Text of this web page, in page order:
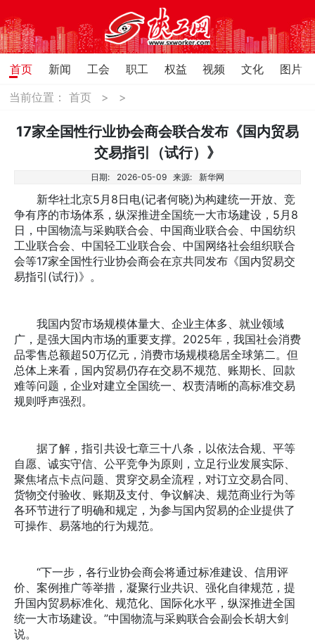
首页 新闻 工会 职工 权益 视频 文化
图片
当前位置：首页 > >
17家全国性行业协会商会联合发布《国内贸易
交易指引（试行）》
日期: 2026-05-09 来源: 新华网
新华社北京5月8日电(记者何晓)为构建统一开放、竞
争有序的市场体系，纵深推进全国统一大市场建设，5月8
日，中国物流与采购联合会、中国商业联合会、中国纺织
工业联合会、中国轻工业联合会、中国网络社会组织联合
会等17家全国性行业协会商会在京共同发布《国内贸易交
易指引(试行)》。
我国内贸市场规模体量大、企业主体多、就业领域
广，是强大国内市场的重要支撑。2025年，我国社会消费
品零售总额超50万亿元，消费市场规模稳居全球第二。但
总体上来看，国内贸易仍存在交易不规范、账期长、回款
难等问题，企业对建立全国统一、权责清晰的高标准交易
规则呼声强烈。
据了解，指引共设七章三十八条，以依法合规、平等
自愿、诚实守信、公平竞争为原则，立足行业发展实际、
聚焦堵点卡点问题、贯穿交易全流程，对订立交易合同、
货物交付验收、账期及支付、争议解决、规范商业行为等
各环节进行了明确和规定，为参与国内贸易的企业提供了
可操作、易落地的行为规范。
“下一步，各行业协会商会将通过标准建设、信用评
价、案例推广等举措，凝聚行业共识、强化自律规范，提
升国内贸易标准化、规范化、国际化水平，纵深推进全国
统一大市场建设。”中国物流与采购联合会副会长胡大剑
说。